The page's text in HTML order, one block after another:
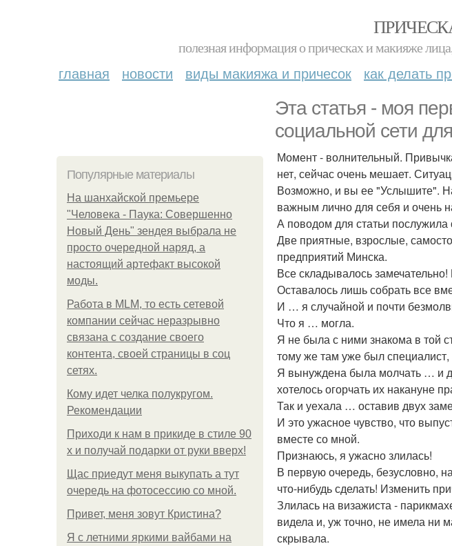
полезная информация о прическах и макияже
главная новости виды макияжа и причесок как делать
Эта статья - моя
социальной сети
Популярные материалы
На шанхайской премьере
"Человека - Паука: Совершенно
Новый День" зендея выбрала не
просто очередной наряд, а
настоящий артефакт высокой
моды.
Работа в MLM, то есть сетевой
компании сейчас неразрывно
связана с создание своего
контента, своей страницы в соц
сетях.
Кому идет челка полукругом.
Рекомендации
Приходи к нам в прикиде в стиле 90
х и получай подарки от руки вверх!
Щас приедут меня выкупать а тут
очередь на фотосессию со мной.
Привет, меня зовут Кристина?
Я с летними яркими вайбами на
Момент - волнительный.
нет, сейчас очень мешает.
Возможно, и вы ее "Услышите".
важным лично для себя и очень
А поводом для статьи послужила
Две приятные, взрослые,
предприятий Минска.
Все складывалось
Оставалось лишь собрать все
И … я случайной и почти
Что я … могла.
Я не была с ними знакома в той
тому же там уже был
Я вынуждена была молчать … и
хотелось огорчать их накануне
Так и уехала … оставив двух
И это ужасное чувство, что
вместе со мной.
Признаюсь, я ужасно злилась!
В первую очередь, безусловно,
что-нибудь сделать! Изменить
Злилась на визажиста -
видела и, уж точно, не имела ни
скрывала.